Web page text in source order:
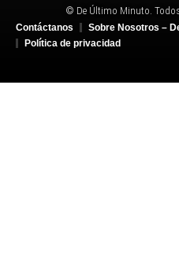
© De Último Minuto.
Contáctanos
Sobre Nosotros –
Política de privacidad